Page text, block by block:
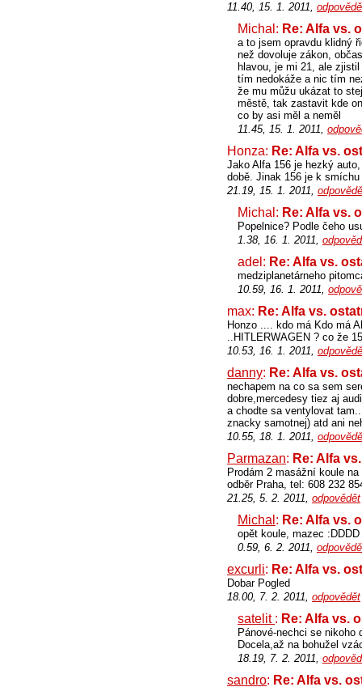
11.40, 15. 1. 2011,
Michal: Re: Alfa vs.
a to jsem opravdu klidný
než dovoluje zákon,
hlavou, je mi 21, ale
tím nedokáže a nic tím
že mu můžu ukázat to
městě, tak zastavit kde
co by asi měl a neměl
11.45, 15. 1. 2011,
Honza: Re: Alfa vs.
Jako Alfa 156 je hezký
době. Jinak 156 je k
21.19, 15. 1. 2011,
Michal: Re: Alfa vs.
Popelnice? Podle čeho
1.38, 16. 1. 2011,
adel: Re: Alfa vs.
medziplanetárneho
10.59, 16. 1. 2011,
max: Re: Alfa vs.
Honzo .... kdo má Kdo má
..HITLERWAGEN ? co že
10.53, 16. 1. 2011,
danny: Re: Alfa vs.
nechapem na co sa sem
dobre,mercedesy tiez aj
a chodte sa ventylovat
znacky samotnej) atd ani
10.55, 18. 1. 2011,
Parmazan: Re: Alfa
Prodám 2 masážní koule
odběr Praha, tel: 608 232
21.25, 5. 2. 2011, odpovědět
Michal : Re: Alfa vs.
opět koule, mazec :DDDD
0.59, 6. 2. 2011,
excurli: Re: Alfa vs.
Dobar Pogled
18.00, 7. 2. 2011, odpovědět
satelit : Re: Alfa vs.
Pánové-nechci se
Docela,až na bohužel
18.19, 7. 2. 2011,
sandro: Re: Alfa vs.